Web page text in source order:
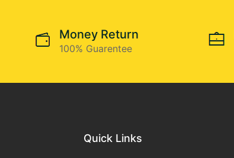
Money Return
100% Guarentee
Quick Links